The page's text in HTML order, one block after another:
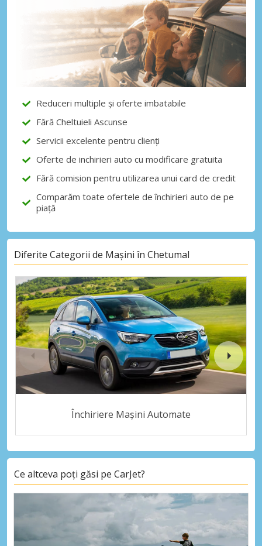
Economii de top
Accesați ofertele exclusive ale
furnizorilor noștri
Autentificare cu eLink
Reduceri multiple și oferte imbatabile
Fără Cheltuieli Ascunse
Servicii excelente pentru clienți
Oferte de inchirieri auto cu modificare gratuita
Fără comision pentru utilizarea unui card de credit
Comparăm toate ofertele de închirieri auto de pe
piață
Diferite Categorii de Mașini în Chetumal
Închiriere Mașini Automate
Ce altceva poți găsi pe CarJet?